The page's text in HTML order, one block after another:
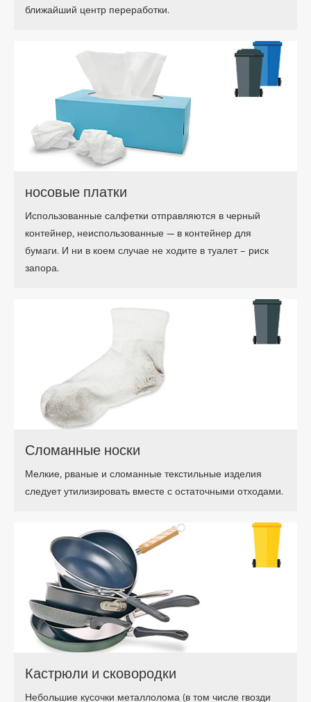
ближайший центр переработки.
носовые платки
Использованные салфетки отправляются в черный
контейнер, неиспользованные — в контейнер для
бумаги. И ни в коем случае не ходите в туалет – риск
запора.
Сломанные носки
Мелкие, рваные и сломанные текстильные изделия
следует утилизировать вместе с остаточными отходами.
Кастрюли и сковородки
Небольшие кусочки металлолома (в том числе гвозди